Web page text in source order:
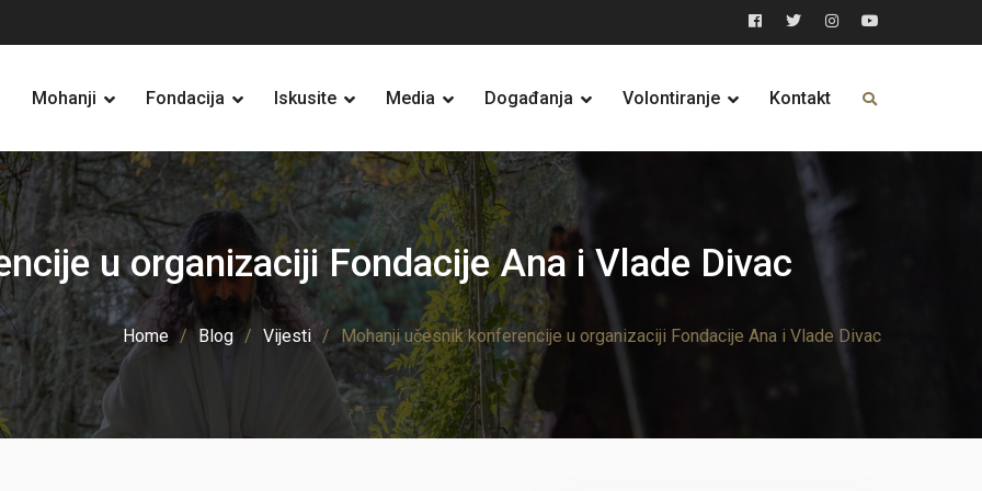
Facebook
TwitterInstagram
YouTube
Mohanji Fondacija Iskusite Media Događanja Volontiranje Kontakt
u organizaciji Fondacije Ana i Vlade Divac
Home Blog Vijesti Mohanji učesnik konferencije u organizaciji Fondacije Ana i Vlade Divac